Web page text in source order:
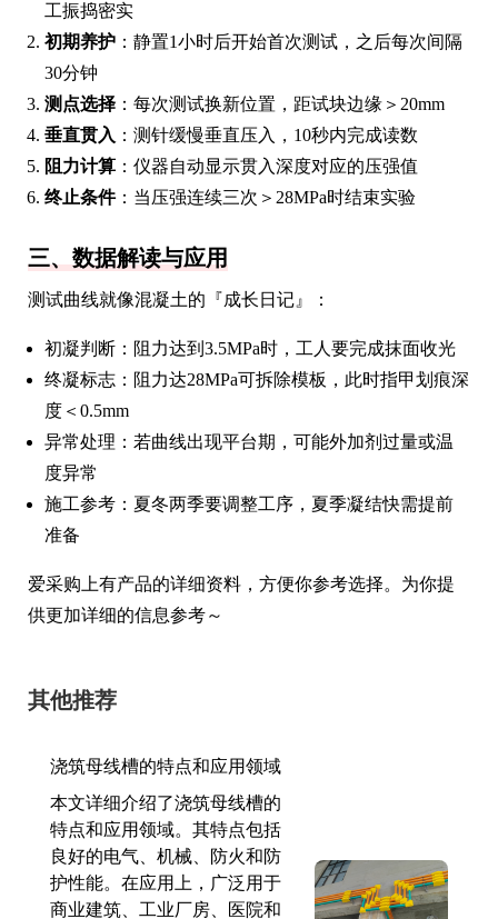
工振捣密实
初期养护 ：静置1小时后开始首次测试，之后每次间隔
30分钟
测点选择 ：每次测试换新位置，距试块边缘＞20mm
垂直贯入 ：测针缓慢垂直压入，10秒内完成读数
阻力计算 ：仪器自动显示贯入深度对应的压强值
终止条件：当压强连续三次＞28MPa时结束实验
三、数据解读与应用
测试曲线就像混凝土的『成长日记』：
初凝判断：阻力达到3.5MPa时，工人要完成抹面收光
终凝标志：阻力达28MPa可拆除模板，此时指甲划痕深
度＜0.5mm
异常处理：若曲线出现平台期，可能外加剂过量或温
度异常
施工参考：夏冬两季要调整工序，夏季凝结快需提前
准备
爱采购上有产品的详细资料，方便你参考选择。为你提
供更加详细的信息参考～
其他推荐
浇筑母线槽的特点和应用领域
本文详细介绍了浇筑母线槽的
特点和应用领域。其特点包括
良好的电气、机械、防火和防
护性能。在应用上，广泛用于
商业建筑、工业厂房、医院和